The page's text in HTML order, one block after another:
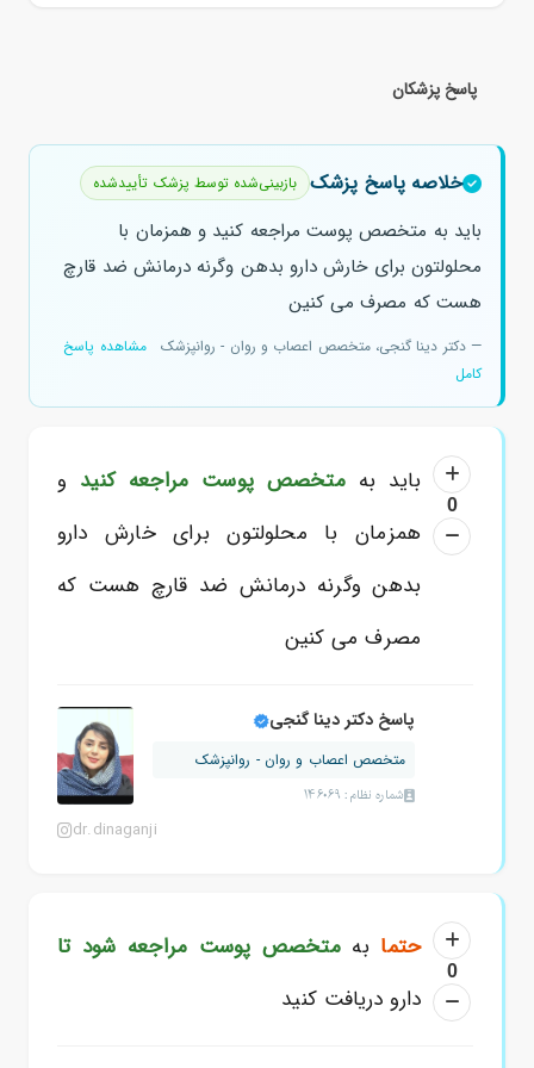
پاسخ پزشکان
خلاصه پاسخ پزشک بازبینی‌شده توسط پزشک تأییدشده
باید به متخصص پوست مراجعه کنید و همزمان با
محلولتون برای خارش دارو بدهن وگرنه درمانش ضد قارچ
هست که مصرف می کنین
— دکتر دینا گنجی، متخصص اعصاب و روان - روانپزشک
مشاهده پاسخ
کامل
0
باید بهمتخصص پوست مراجعه کنید و
همزمان با محلولتون برای خارش دارو
بدهن وگرنه درمانش ضد قارچ هست که
مصرف می کنین
پاسخ دکتر دینا گنجی
متخصص اعصاب و روان - روانپزشک
شماره نظام: 146069
dr.dinaganji
0
حتما بهمتخصص پوست مراجعه شود تا
دارو دریافت کنید